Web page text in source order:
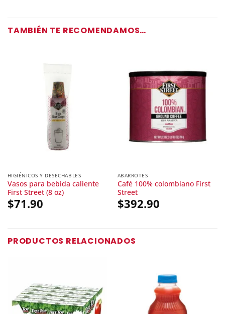
TAMBIÉN TE RECOMENDAMOS…
HIGIÉNICOS Y DESECHABLES
Vasos para bebida caliente
First Street (8 oz)
$71.90
ABARROTES
Café 100% colombiano First
Street
$392.90
PRODUCTOS RELACIONADOS